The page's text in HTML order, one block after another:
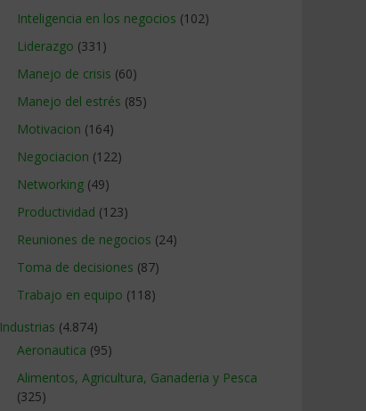
Inteligencia en los negocios (102)
Liderazgo (331)
Manejo de crisis (60)
Manejo del estrés (85)
Motivacion (164)
Negociacion (122)
Networking (49)
Productividad (123)
Reuniones de negocios (24)
Toma de decisiones (87)
Trabajo en equipo (118)
Industrias (4.874)
Aeronautica (95)
Alimentos, Agricultura, Ganaderia y Pesca
(325)